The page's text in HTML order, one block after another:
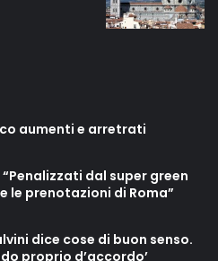
aumenti e arretrati
dal super green
le prenotazioni di Roma”
dice cose di buon senso.
proprio d’accordo’